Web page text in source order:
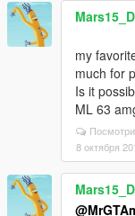
my
much for
Is it
ML 63
8 октября